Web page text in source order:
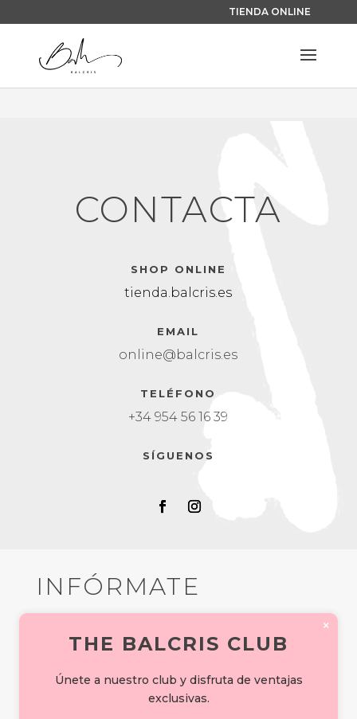
TIENDA ONLINE
CONTACTA
SHOP ONLINE
tienda.balcris.es
EMAIL
online@balcris.es
TELÉFONO
+34 954 56 16 39
SÍGUENOS
INFÓRMATE
productos ponte en contacto conmigo.
en mis redes sociales y te responderé lo
más breve posible.
×
THE BALCRIS CLUB
Únete a nuestro club y disfruta de ventajas
exclusivas.